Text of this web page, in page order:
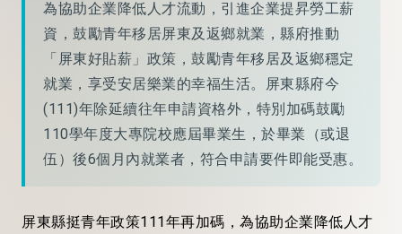
為協助企業降低人才流動，引進企業提昇勞工薪
資，鼓勵青年移居屏東及返鄉就業，縣府推動
「屏東好貼薪」政策，鼓勵青年移居及返鄉穩定
就業，享受安居樂業的幸福生活。屏東縣府今
(111)年除延續往年申請資格外，特別加碼鼓勵
110學年度大專院校應屆畢業生，於畢業（或退
伍）後6個月內就業者，符合申請要件即能受惠。
屏東縣挺青年政策111年再加碼，為協助企業降低人才